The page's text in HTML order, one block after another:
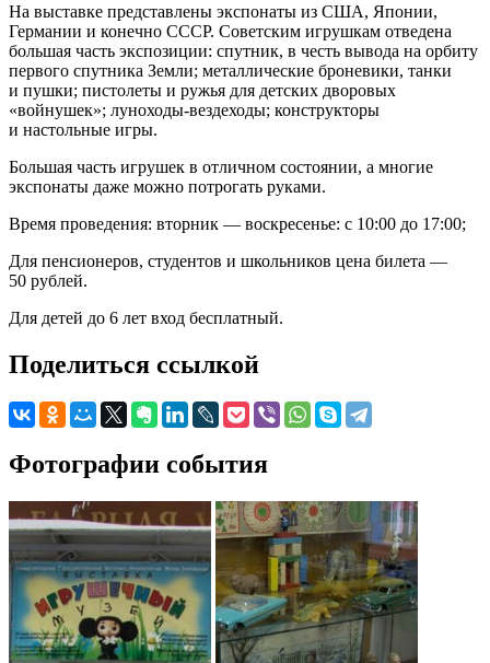
На выставке представлены экспонаты из США, Японии,
Германии и конечно СССР. Советским игрушкам отведена
большая часть экспозиции: спутник, в честь вывода на орбиту
первого спутника Земли; металлические броневики, танки
и пушки; пистолеты и ружья для детских дворовых
«войнушек»; луноходы-вездеходы; конструкторы
и настольные игры.
Большая часть игрушек в отличном состоянии, а многие
экспонаты даже можно потрогать руками.
Время проведения: вторник — воскресенье: с 10:00 до 17:00;
Для пенсионеров, студентов и школьников цена билета —
50 рублей.
Для детей до 6 лет вход бесплатный.
Поделиться ссылкой
Фотографии события